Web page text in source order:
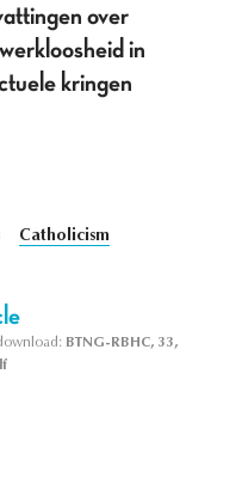
over
in
kringen
Catholicism
BTNG-RBHC, 33,